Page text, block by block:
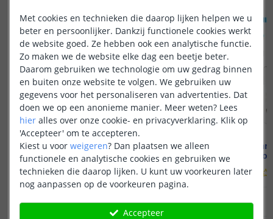
Luxe touch RF 1-zone
afstandsbediening RGBW
(3 reviews)
OP VOORRAAD 27,95
Touch
OP VOORRAAD
Met cookies en technieken die daarop lijken helpen we u
beter en persoonlijker. Dankzij functionele cookies werkt
de website goed. Ze hebben ook een analytische functie.
Zo maken we de website elke dag een beetje beter.
Daarom gebruiken we technologie om uw gedrag binnen
en buiten onze website te volgen. We gebruiken uw
gegevens voor het personaliseren van advertenties. Dat
doen we op een anonieme manier. Meer weten? Lees
hier alles over onze cookie- en privacyverklaring. Klik op
'Accepteer' om te accepteren.
Kiest u voor weigeren? Dan plaatsen we alleen
functionele en analytische cookies en gebruiken we
technieken die daarop lijken. U kunt uw voorkeuren later
nog aanpassen op de voorkeuren pagina.
Accepteer